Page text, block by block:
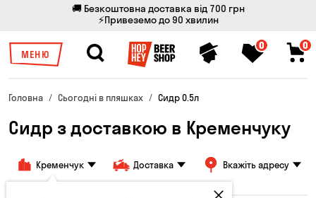
🚚 Безкоштовна доставка від 700 грн
⚡Привеземо до 90 хвилин
МЕНЮ
0 0
Головна Сьогодні в пляшках Сидр 0.5л
Сидр з доставкою в Кременчуку
Кременчук Доставка Вкажіть адресу